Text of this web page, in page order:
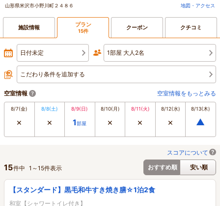
山形県米沢市小野川町２４８６
地図・アクセス
施設情報 プラン
15件 クーポン クチコミ
日付未定 1部屋 大人2名
こだわり条件を追加する
空室情報 空室情報をもっとみる
8/7(金)
×
8/8(土)
×
8/9(日)
1部屋
8/10(月)
×
8/11(火)
×
8/12(水)
×
8/13(木)
▲
スコアについて
おすすめ順
安い順
15件中 1 ～15件表示
【スタンダード】黒毛和牛すき焼き膳☆1泊2食
和室【シャワートイレ付き】